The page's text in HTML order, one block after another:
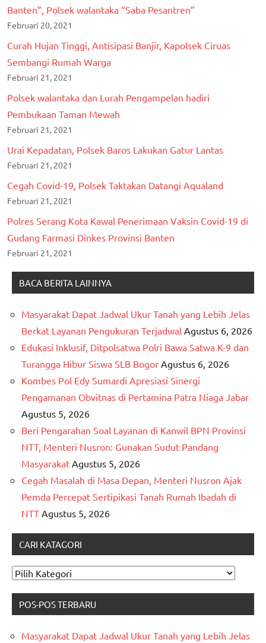
Banten”, Polsek walantaka “Saba Pesantren”
Februari 20, 2021
Curah Hujan Tinggi, Antisipasi Banjir, Kapolsek Ciruas
Sembangi Rumah Warga
Februari 21, 2021
Polsek walantaka dan Lurah Pengampelan hadiri
Pembukaan Taman Mewah
Februari 21, 2021
Urai Kepadatan, Polsek Baros Lakukan Gatur Lantas
Februari 21, 2021
Cegah Covid-19, Polsek Taktakan Datangi Aqualand
Februari 21, 2021
Polres Serang Kota Kawal Penerimaan Vaksin Covid-19 di
Gudang Farmasi Dinkes Provinsi Banten
Februari 21, 2021
BACA BERITA LAINNYA
Masyarakat Dapat Jadwal Ukur Tanah yang Lebih Jelas
Berkat Layanan Pengukuran Terjadwal Agustus 6, 2026
Edukasi Inklusif, Ditpolsatwa Polri Bawa Satwa K-9 dan
Turangga Hibur Siswa SLB Bogor Agustus 6, 2026
Kombes Pol Edy Sumardi Apresiasi Sinergi
Pengamanan Obvitnas di Pertamina Patra Niaga Jabar
Agustus 5, 2026
Beri Pengarahan Soal Layanan di Kanwil BPN Provinsi
NTT, Menteri Nusron: Gunakan Sudut Pandang
Masyarakat Agustus 5, 2026
Cegah Masalah di Masa Depan, Menteri Nusron Ajak
Pemda Percepat Sertipikasi Tanah Rumah Ibadah di
NTT Agustus 5, 2026
CARI KATAGORI
CARI
POS-POS TERBARU
Masyarakat Dapat Jadwal Ukur Tanah yang Lebih Jelas